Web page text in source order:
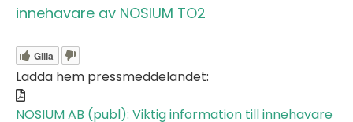
innehavare av NOSIUM TO2
Gilla
Ladda hem pressmeddelandet:
NOSIUM AB (publ): Viktig information till innehavare